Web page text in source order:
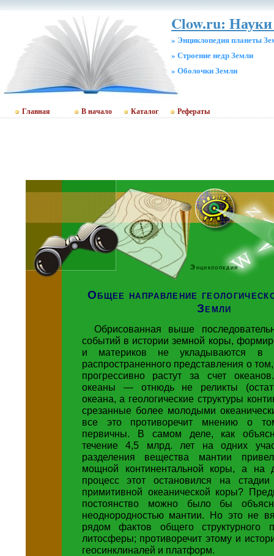
Clow.ru:
» Энциклопедия планеты
» Строение недр Земли
» Оболочки Земли
Главная В начало Каталог Рефераты
Энциклопедия
Общее направление
Земли
Обрисованная выше
событий в истории земной коры,
и материков не укладываются в
распространенного представления о
прогрессивно растут за счет
океаны — отнюдь не реликты
океана, а геологические структуры
срезанные более молодыми
все это противоречит мнению о
первичны. В самом деле, как
течение 4,5 млрд. лет на одних
разделения вещества мантии
мощной континентальной коры, а на
процесс этот остановился на
примитивной океанической коры?
постоянство можно было бы
неоднородностью мантии. Но это не
рядом фактов общего структурного
литосферы; противоречит этому и
геосинклиналей и платформ.